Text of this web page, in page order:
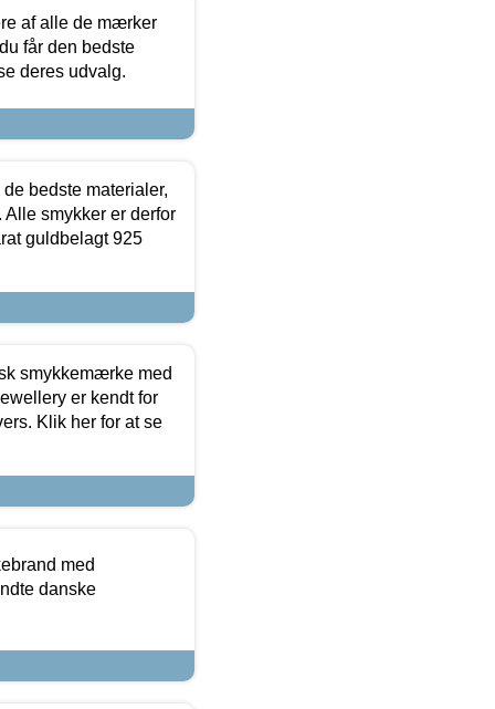
af alle de mærker
får den bedste
deres udvalg.
bedste materialer,
smykker er derfor
guldbelagt 925
smykkemærke med
er kendt for
Klik her for at se
med
danske